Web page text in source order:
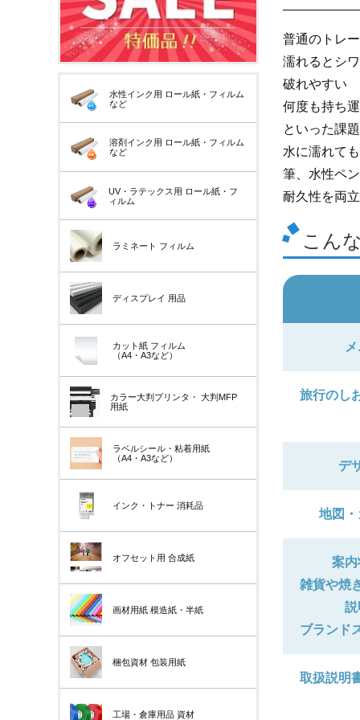
水性インク用 ロール紙・フィルム
など
溶剤インク用 ロール紙・フィルム
など
UV・ラテックス用 ロール紙・フ
ィルム
ラミネート フィルム
ディスプレイ 用品
カット紙 フィルム
（A4・A3など）
カラー大判プリンタ・ 大判MFP
用紙
ラベルシール・粘着用紙
（A4・A3など）
インク・トナー 消耗品
オフセット用 合成紙
画材用紙 模造紙・半紙
梱包資材 包装用紙
工場・倉庫用品 資材
普通のトレ
濡れるとシ
破れやすい
何度も持ち
といった課
水に濡れて
筆、水性ペ
耐久性を両
こん
旅行のし
デ
地図
案
雑貨や焼
説
ブランド
取扱説明